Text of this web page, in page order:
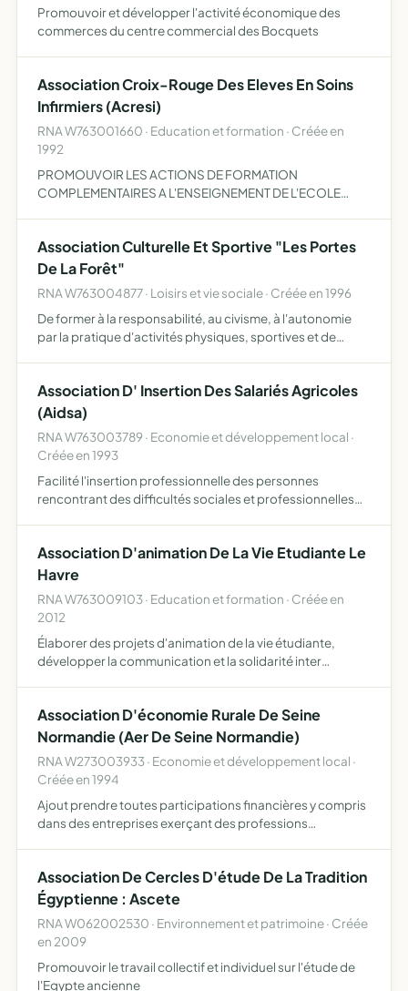
Promouvoir et développer l'activité économique des
commerces du centre commercial des Bocquets
Association Croix-Rouge Des Eleves En Soins
Infirmiers (Acresi)
RNA W763001660 · Education et formation · Créée en
1992
PROMOUVOIR LES ACTIONS DE FORMATION
COMPLEMENTAIRES A L'ENSEIGNEMENT DE L'ECOLE
Association Culturelle Et Sportive "Les Portes
De La Forêt"
RNA W763004877 · Loisirs et vie sociale · Créée en 1996
De former à la responsabilité, au civisme, à l'autonomie
par la pratique d'activités physiques, sportives et de
Association D' Insertion Des Salariés Agricoles
(Aidsa)
RNA W763003789 · Economie et développement local ·
Créée en 1993
Facilité l'insertion professionnelle des personnes
rencontrant des difficultés sociales et professionnelles
Association D'animation De La Vie Etudiante Le
Havre
RNA W763009103 · Education et formation · Créée en
2012
Élaborer des projets d'animation de la vie étudiante,
développer la communication et la solidarité inter
développer des proje…
Association D'économie Rurale De Seine
Normandie (Aer De Seine Normandie)
RNA W273003933 · Economie et développement local ·
Créée en 1994
Ajout prendre toutes participations financières y compris
dans des entreprises exerçant des professions
Association De Cercles D'étude De La Tradition
Égyptienne : Ascete
RNA W062002530 · Environnement et patrimoine · Créée
en 2009
Promouvoir le travail collectif et individuel sur l'étude de
l'Egypte ancienne